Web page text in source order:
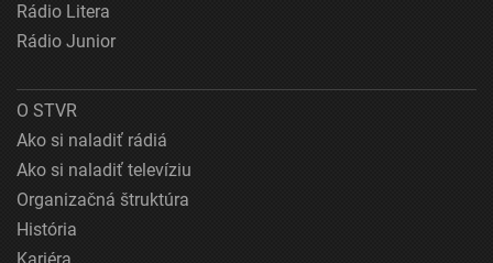
Rádio Litera
Rádio Junior
O STVR
Ako si naladiť rádiá
Ako si naladiť televíziu
Organizačná štruktúra
História